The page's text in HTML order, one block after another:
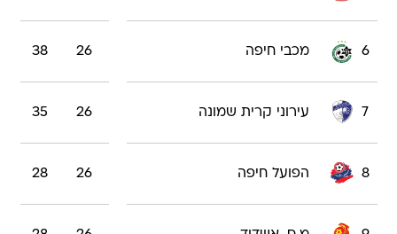
6 מכבי חיפה 26
38
7 עירוני קרית שמונה 26
35
8 הפועל חיפה 26
28